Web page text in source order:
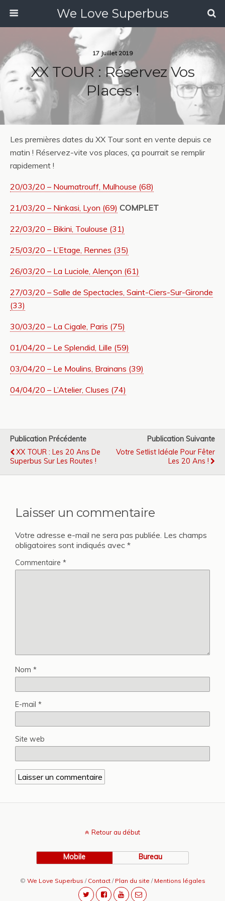
We Love Superbus
17 Juillet 2019
XX TOUR : Réservez Vos
Places !
Les premières dates du XX Tour sont en vente depuis ce
matin ! Réservez-vite vos places, ça pourrait se remplir
rapidement !
20/03/20 – Noumatrouff, Mulhouse (68)
21/03/20 – Ninkasi, Lyon (69) COMPLET
22/03/20 – Bikini, Toulouse (31)
25/03/20 – L’Etage, Rennes (35)
26/03/20 – La Luciole, Alençon (61)
27/03/20 – Salle de Spectacles, Saint-Ciers-Sur-Gironde
(33)
30/03/20 – La Cigale, Paris (75)
01/04/20 – Le Splendid, Lille (59)
03/04/20 – Le Moulins, Brainans (39)
04/04/20 – L’Atelier, Cluses (74)
Publication Précédente
XX TOUR : Les 20 Ans De
Superbus Sur Les Routes !
Publication Suivante
Votre Setlist Idéale Pour Fêter
Les 20 Ans !
Laisser un commentaire
Votre adresse e-mail ne sera pas publiée. Les champs
obligatoires sont indiqués avec *
Commentaire *
Nom *
E-mail *
Site web
Retour au début
Mobile Bureau
© We Love Superbus / Contact/ Plan du site / Mentions légales